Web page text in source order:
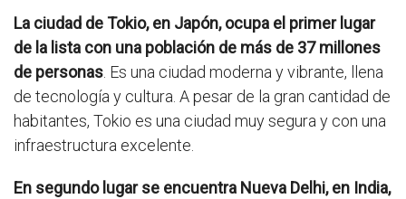
La ciudad de Tokio, en Japón, ocupa el primer lugar
de la lista con una población de más de 37 millones
de personas . Es una ciudad moderna y vibrante, llena
de tecnología y cultura. A pesar de la gran cantidad de
habitantes, Tokio es una ciudad muy segura y con una
infraestructura excelente.
En segundo lugar se encuentra Nueva Delhi, en India,